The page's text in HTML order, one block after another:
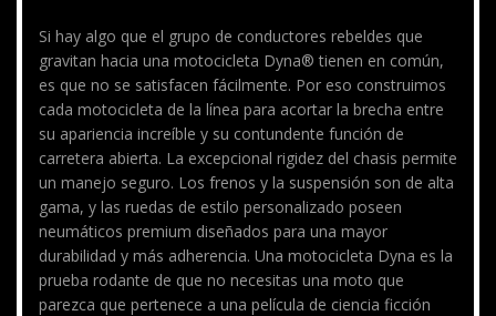
Si hay algo que el grupo de conductores rebeldes que
gravitan hacia una motocicleta Dyna® tienen en común,
es que no se satisfacen fácilmente. Por eso construimos
cada motocicleta de la línea para acortar la brecha entre
su apariencia increíble y su contundente función de
carretera abierta. La excepcional rigidez del chasis permite
un manejo seguro. Los frenos y la suspensión son de alta
gama, y las ruedas de estilo personalizado poseen
neumáticos premium diseñados para una mayor
durabilidad y más adherencia. Una motocicleta Dyna es la
prueba rodante de que no necesitas una moto que
parezca que pertenece a una película de ciencia ficción